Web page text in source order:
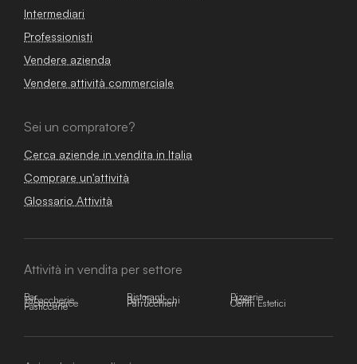
Intermediari
Professionisti
Vendere azienda
Vendere attività commerciale
Sei un compratore?
Cerca aziende in vendita in Italia
Comprare un'attività
Glossario Attività
Attività in vendita per settore
Bar Ristoranti Pizzerie
Tabaccherie Bar Tabacchi Hotel
E-commerce Parrucchieri Centri Estetici
Pasticcerie